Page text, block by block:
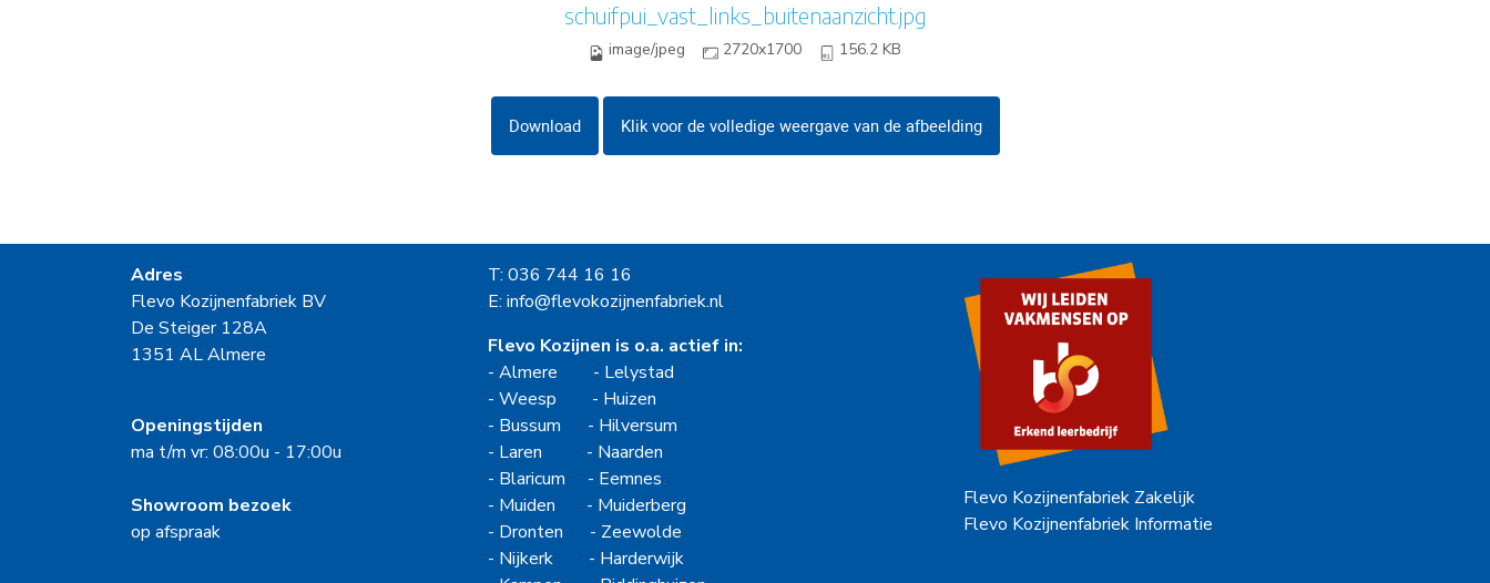
schuifpui_vast_links_buitenaanzicht.jpg
image/jpeg 2720x1700 156.2 KB
Download Klik voor de volledige weergave van de afbeelding
Adres
Flevo Kozijnenfabriek BV
De Steiger 128A
1351 AL Almere
Openingstijden
ma t/m vr: 08:00u - 17:00u
Showroom bezoek
op afspraak
T: 036 744 16 16
E: info@flevokozijnenfabriek.nl
Flevo Kozijnen is o.a. actief in:
-Almere - Lelystad
-Weesp - Huizen
- Bussum - Hilversum
- Laren - Naarden
- Blaricum - Eemnes
- Muiden - Muiderberg
- Dronten - Zeewolde
- Nijkerk - Harderwijk
Flevo Kozijnenfabriek Zakelijk
Flevo Kozijnenfabriek Informatie